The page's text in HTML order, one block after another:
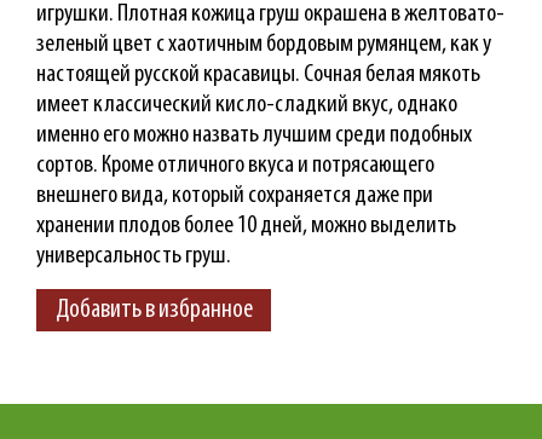
игрушки. Плотная кожица груш окрашена в желтовато-
зеленый цвет с хаотичным бордовым румянцем, как у
настоящей русской красавицы. Сочная белая мякоть
имеет классический кисло-сладкий вкус, однако
именно его можно назвать лучшим среди подобных
сортов. Кроме отличного вкуса и потрясающего
внешнего вида, который сохраняется даже при
хранении плодов более 10 дней, можно выделить
универсальность груш.
Добавить в избранное